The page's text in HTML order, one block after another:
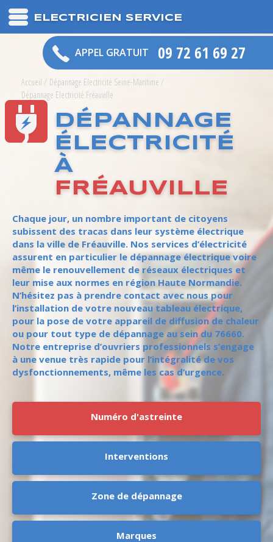
ELECTRICIEN SERVICE
APPEL GRATUIT 09 72 61 69 27
Accueil / Dépannage Electricité Seine-Maritime /
Dépannage Electricité Fréauville
DÉPANNAGE
ÉLECTRICITÉ
À
FRÉAUVILLE
Chaque jour, un nombre important de citoyens
subissent des tracas dans leur système électrique
dans la ville de Fréauville. Nos services d’électricité
assurent en particulier le dépannage électrique voire
même le renouvellement de réseaux électriques et
leur mise aux normes en région Haute Normandie.
N’hésitez pas à prendre contact avec nous pour
l’installation de votre nouveau tableau électrique,
pour la pose de votre appareil de diffusion de chaleur
ou pour tout type de dépannage au sein du 76660.
Notre entreprise d’ouvriers professionnels s’engage
à une venue très rapide pour l’intégralité de vos
dysfonctionnements, même les cas d’urgence.
Numéro d'astreinte
Interventions
Zone de dépannage
Marques